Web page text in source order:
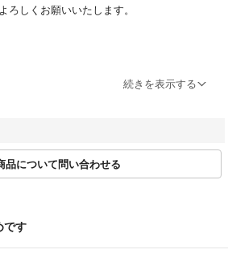
しくお願いいたします。
、ブランド古着買取販売BAZZSTORE（バズ
引ページよりお問い合わせボタン押下＞問い
合わせください。
ます。
続きを表示する
品について問い合わせる
です